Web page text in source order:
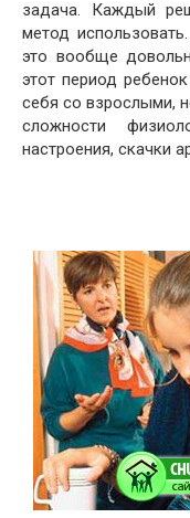
задача. Каждый
метод использовать.
это вообще
этот период
себя со взрослыми,
сложности
настроения, скачки